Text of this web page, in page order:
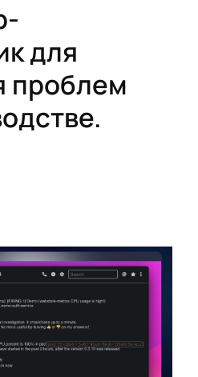
для
проблем